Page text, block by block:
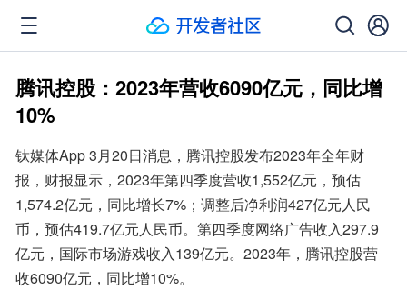
腾讯控股：2023年营收6090亿元，同比增
10%
钛媒体App 3月20日消息，腾讯控股发布2023年全年财
报，财报显示，2023年第四季度营收1,552亿元，预估
1,574.2亿元，同比增长7%；调整后净利润427亿元人民
币，预估419.7亿元人民币。第四季度网络广告收入297.9
亿元，国际市场游戏收入139亿元。2023年，腾讯控股营
收6090亿元，同比增10%。